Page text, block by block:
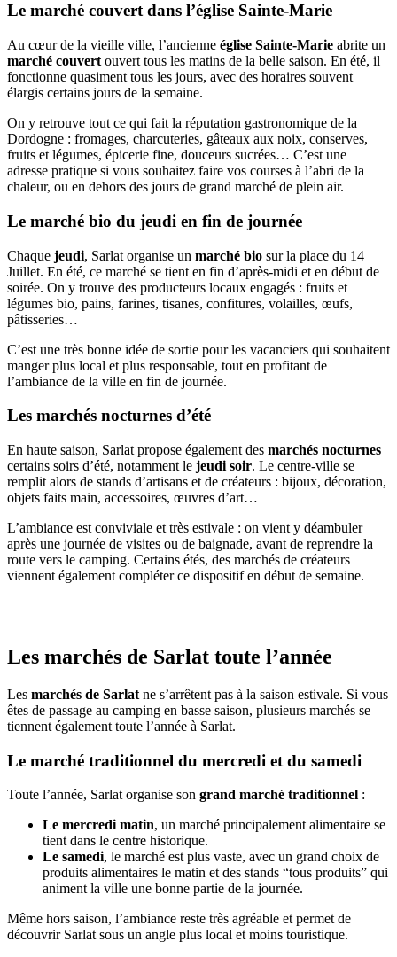
Le marché couvert dans l’église Sainte-Marie
Au cœur de la vieille ville, l’ancienne église Sainte-Marie abrite un
marché couvert ouvert tous les matins de la belle saison. En été, il
fonctionne quasiment tous les jours, avec des horaires souvent
élargis certains jours de la semaine.
On y retrouve tout ce qui fait la réputation gastronomique de la
Dordogne : fromages, charcuteries, gâteaux aux noix, conserves,
fruits et légumes, épicerie fine, douceurs sucrées… C’est une
adresse pratique si vous souhaitez faire vos courses à l’abri de la
chaleur, ou en dehors des jours de grand marché de plein air.
Le marché bio du jeudi en fin de journée
Chaque jeudi, Sarlat organise un marché bio sur la place du 14
Juillet. En été, ce marché se tient en fin d’après-midi et en début de
soirée. On y trouve des producteurs locaux engagés : fruits et
légumes bio, pains, farines, tisanes, confitures, volailles, œufs,
pâtisseries…
C’est une très bonne idée de sortie pour les vacanciers qui souhaitent
manger plus local et plus responsable, tout en profitant de
l’ambiance de la ville en fin de journée.
Les marchés nocturnes d’été
En haute saison, Sarlat propose également des marchés nocturnes
certains soirs d’été, notamment le jeudi soir. Le centre-ville se
remplit alors de stands d’artisans et de créateurs : bijoux, décoration,
objets faits main, accessoires, œuvres d’art…
L’ambiance est conviviale et très estivale : on vient y déambuler
après une journée de visites ou de baignade, avant de reprendre la
route vers le camping. Certains étés, des marchés de créateurs
viennent également compléter ce dispositif en début de semaine.
Les marchés de Sarlat toute l’année
Les marchés de Sarlat ne s’arrêtent pas à la saison estivale. Si vous
êtes de passage au camping en basse saison, plusieurs marchés se
tiennent également toute l’année à Sarlat.
Le marché traditionnel du mercredi et du samedi
Toute l’année, Sarlat organise son grand marché traditionnel :
Le mercredi matin, un marché principalement alimentaire se
tient dans le centre historique.
Le samedi, le marché est plus vaste, avec un grand choix de
produits alimentaires le matin et des stands “tous produits” qui
animent la ville une bonne partie de la journée.
Même hors saison, l’ambiance reste très agréable et permet de
découvrir Sarlat sous un angle plus local et moins touristique.